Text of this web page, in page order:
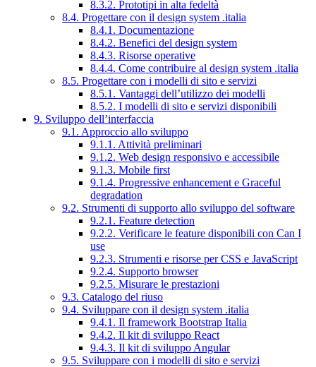
8.3.2. Prototipi in alta fedeltà
8.4. Progettare con il design system .italia
8.4.1. Documentazione
8.4.2. Benefici del design system
8.4.3. Risorse operative
8.4.4. Come contribuire al design system .italia
8.5. Progettare con i modelli di sito e servizi
8.5.1. Vantaggi dell’utilizzo dei modelli
8.5.2. I modelli di sito e servizi disponibili
9. Sviluppo dell’interfaccia
9.1. Approccio allo sviluppo
9.1.1. Attività preliminari
9.1.2. Web design responsivo e accessibile
9.1.3. Mobile first
9.1.4. Progressive enhancement e Graceful
degradation
9.2. Strumenti di supporto allo sviluppo del software
9.2.1. Feature detection
9.2.2. Verificare le feature disponibili con Can I
use
9.2.3. Strumenti e risorse per CSS e JavaScript
9.2.4. Supporto browser
9.2.5. Misurare le prestazioni
9.3. Catalogo del riuso
9.4. Sviluppare con il design system .italia
9.4.1. Il framework Bootstrap Italia
9.4.2. Il kit di sviluppo React
9.4.3. Il kit di sviluppo Angular
9.5. Sviluppare con i modelli di sito e servizi